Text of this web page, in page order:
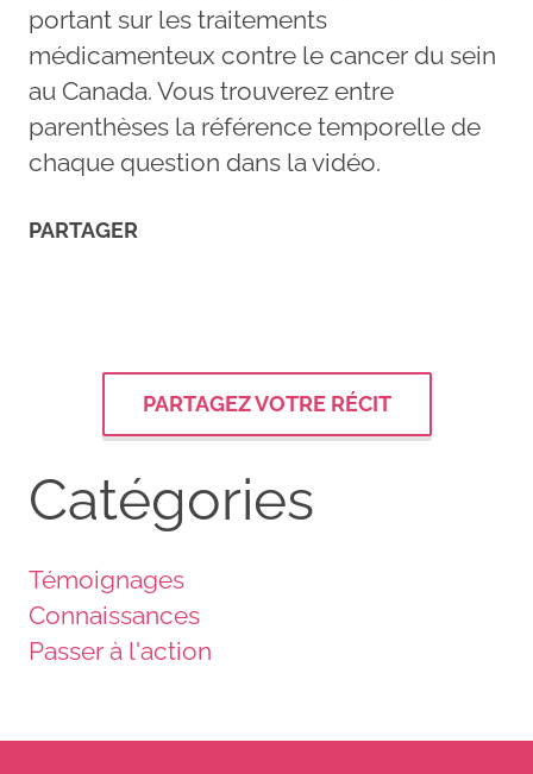
portant sur les traitements
médicamenteux contre le cancer du sein
au Canada. Vous trouverez entre
parenthèses la référence temporelle de
chaque question dans la vidéo.
PARTAGER
PARTAGEZ VOTRE RÉCIT
Catégories
Témoignages
Connaissances
Passer à l'action